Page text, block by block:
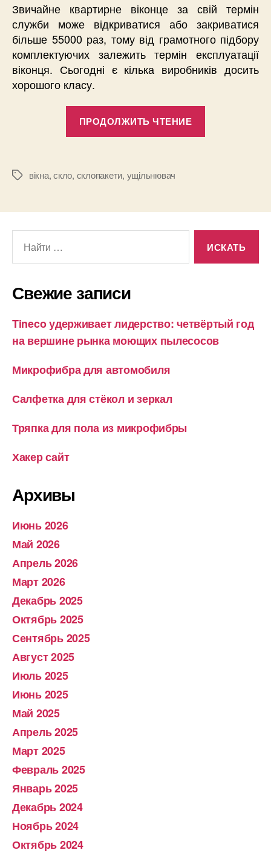
Звичайне квартирне віконце за свій термін
служби може відкриватися або закриватися
більше 55000 раз, тому від грамотного підбору
комплектуючих залежить термін експлуатації
віконця. Сьогодні є кілька виробників досить
хорошого класу.
ПРОДОЛЖИТЬ ЧТЕНИЕ
Меткивікна,скло, склопакети, ущільнювач
Свежие записи
Tineco удерживает лидерство: четвёртый год
на вершине рынка моющих пылесосов
Микрофибра для автомобиля
Салфетка для стёкол и зеркал
Тряпка для пола из микрофибры
Хакер сайт
Архивы
Июнь 2026
Май 2026
Апрель 2026
Март 2026
Декабрь 2025
Октябрь 2025
Сентябрь 2025
Август 2025
Июль 2025
Июнь 2025
Май 2025
Апрель 2025
Март 2025
Февраль 2025
Январь 2025
Декабрь 2024
Ноябрь 2024
Октябрь 2024